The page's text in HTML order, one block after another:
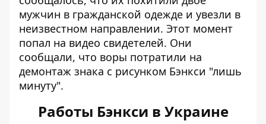
мужчин в гражданской одежде и увезли в
неизвестном направлении. Этот момент
попал на видео свидетелей. Они
сообщали, что воры потратили на
демонтаж знака с рисунком Бэнкси "лишь
минуту".
Работы Бэнкси в Украине